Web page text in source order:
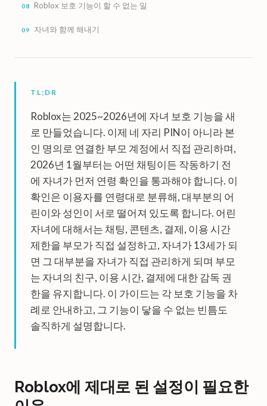
Roblox 보호 기능이 할 수 없는 일
자녀와 함께 해내기
TL;DR
Roblox는 2025~2026년에 자녀 보호 기능을 새
로 만들었습니다. 이제 네 자리 PIN이 아니라 본
인 명의로 연결한 부모 계정에서 직접 관리하며,
2026년 1월부터는 어떤 채팅이든 작동하기 전
에 자녀가 먼저 연령 확인을 통과해야 합니다. 이
확인은 이용자를 연령대로 분류해, 대부분의 어
린이와 성인이 서로 떨어져 있도록 합니다. 어린
자녀에 대해서는 채팅, 콘텐츠, 결제, 이용 시간
제한을 부모가 직접 설정하고, 자녀가 13세가 되
면 그 대부분을 자녀가 직접 관리하게 되며 부모
는 자녀의 친구, 이용 시간, 결제에 대한 감독 권
한을 유지합니다. 이 가이드는 각 보호 기능을 차
례로 안내하고, 그 기능이 닿을 수 없는 빈틈도
솔직하게 설명합니다.
Roblox에 제대로 된 설정이 필요한